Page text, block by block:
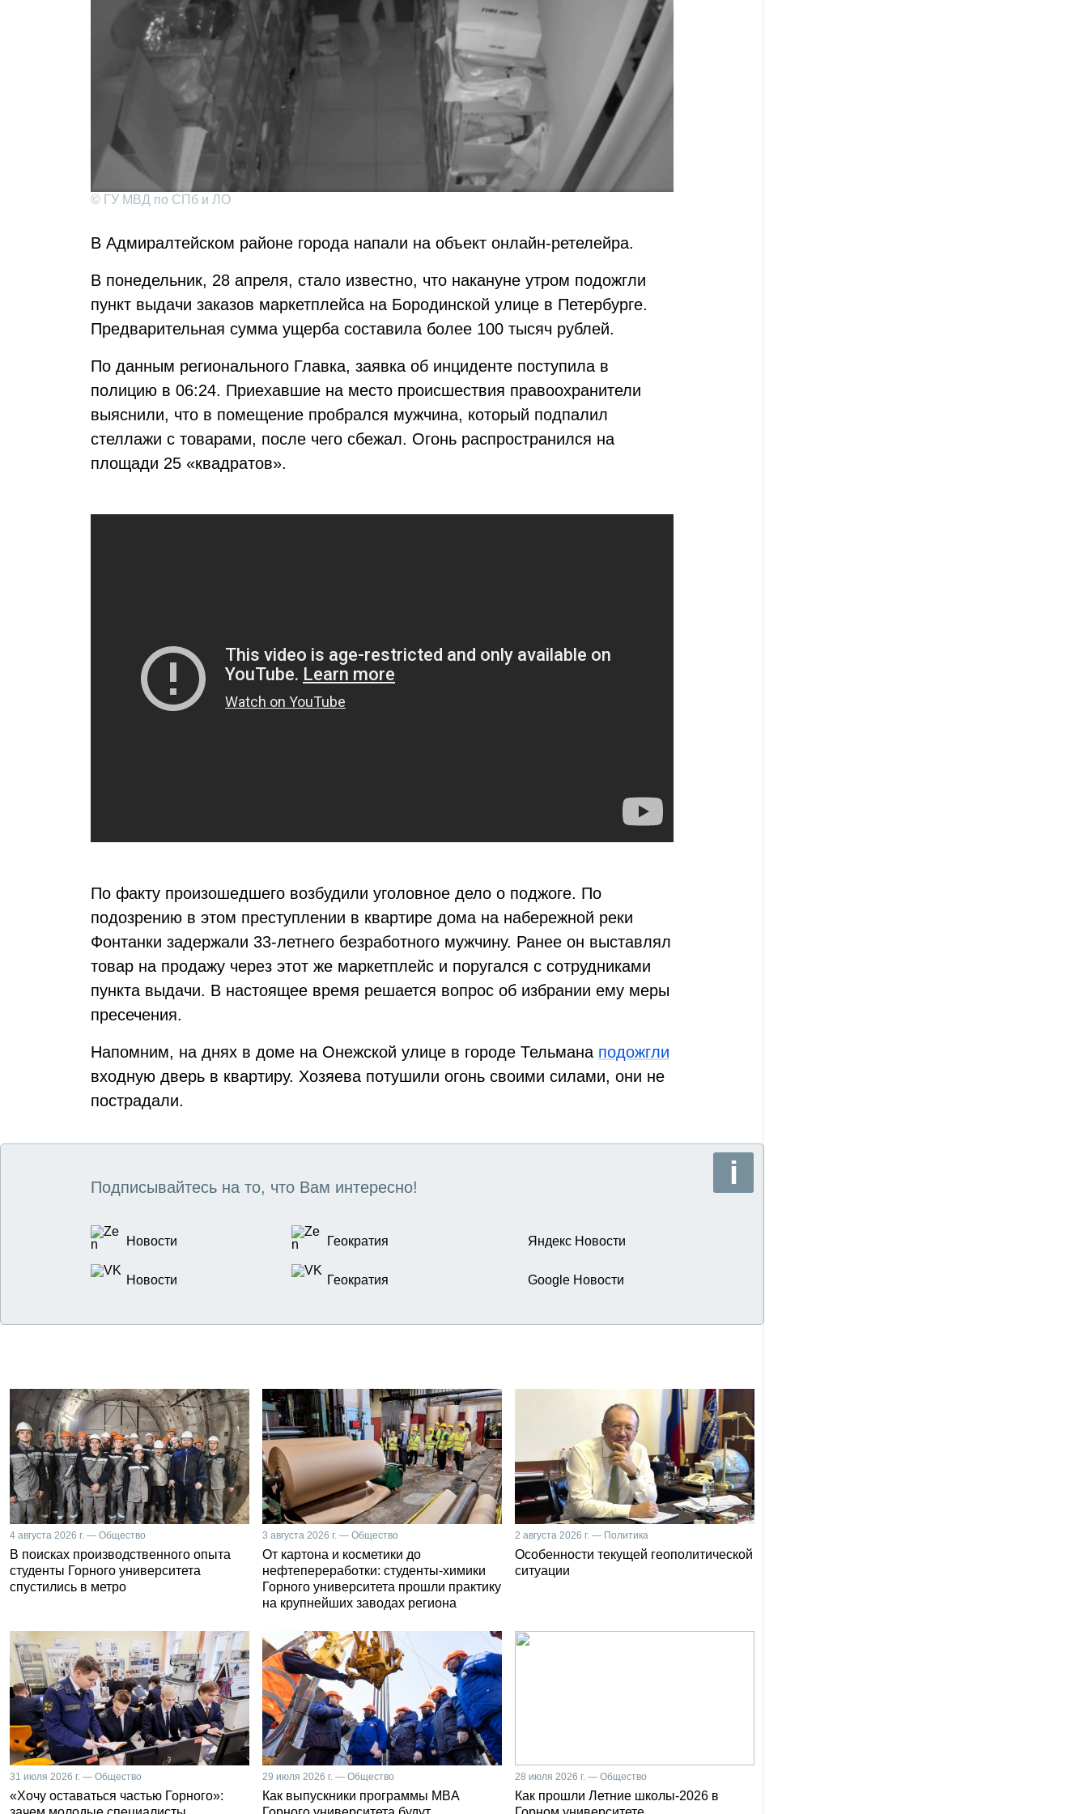
© ГУ МВД по СПб и ЛО
В Адмиралтейском районе города напали на объект онлайн-ретелейра.
В понедельник, 28 апреля, стало известно, что накануне утром подожгли
пункт выдачи заказов маркетплейса на Бородинской улице в Петербурге.
Предварительная сумма ущерба составила более 100 тысяч рублей.
По данным регионального Главка, заявка об инциденте поступила в
полицию в 06:24. Приехавшие на место происшествия правоохранители
выяснили, что в помещение пробрался мужчина, который подпалил
стеллажи с товарами, после чего сбежал. Огонь распространился на
площади 25 «квадратов».
По факту произошедшего возбудили уголовное дело о поджоге. По
подозрению в этом преступлении в квартире дома на набережной реки
Фонтанки задержали 33-летнего безработного мужчину. Ранее он выставлял
товар на продажу через этот же маркетплейс и поругался с сотрудниками
пункта выдачи. В настоящее время решается вопрос об избрании ему меры
пресечения.
Напомним, на днях в доме на Онежской улице в городе Тельмана подожгли
входную дверь в квартиру. Хозяева потушили огонь своими силами, они не
пострадали.
Подписывайтесь на то, что Вам интересно!
Новости Геократия Яндекс Новости
Новости Геократия Google Новости
4 августа 2026 г. — Общество
В поисках производственного опыта
студенты Горного университета
спустились в метро
3 августа 2026 г. — Общество
От картона и косметики до
нефтепереработки: студенты-химики
Горного университета прошли практику
на крупнейших заводах региона
2 августа 2026 г. — Политика
Особенности текущей геополитической
ситуации
31 июля 2026 г. — Общество
«Хочу оставаться частью Горного»:
29 июля 2026 г. — Общество
Как выпускники программы MBA
28 июля 2026 г. — Общество
Как прошли Летние школы-2026 в